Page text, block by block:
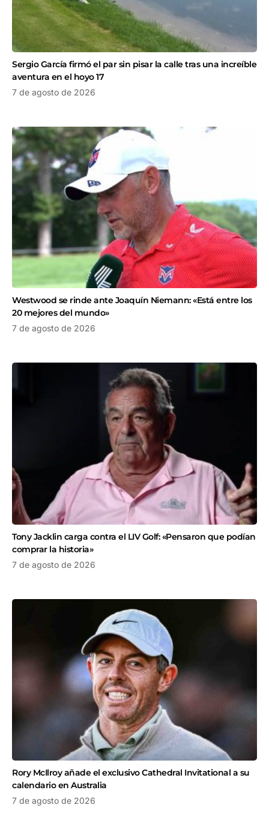
Sergio García firmó el par sin pisar la calle tras una increíble
aventura en el hoyo 17
7 de agosto de 2026
Westwood se rinde ante Joaquín Niemann: «Está entre los
20 mejores del mundo»
7 de agosto de 2026
Tony Jacklin carga contra el LIV Golf: «Pensaron que podían
comprar la historia»
7 de agosto de 2026
Rory McIlroy añade el exclusivo Cathedral Invitational a su
calendario en Australia
7 de agosto de 2026